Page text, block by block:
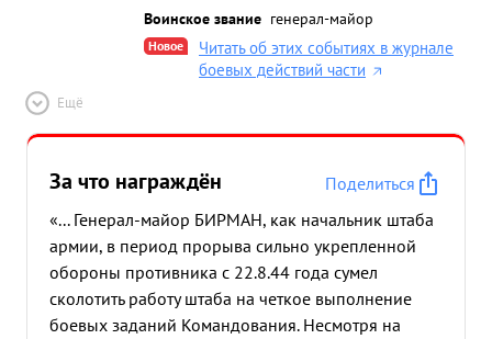
Воинское звание генерал-майор
Новое
Читать об этих событиях в журнале
боевых действий части
Ещё
За что награждён
Поделиться
«... Генерал-майор БИРМАН, как начальник штаба
армии, в период прорыва сильно укрепленной
обороны противника с 22.8.44 года сумел
сколотить работу штаба на четкое выполнение
боевых заданий Командования. Несмотря на